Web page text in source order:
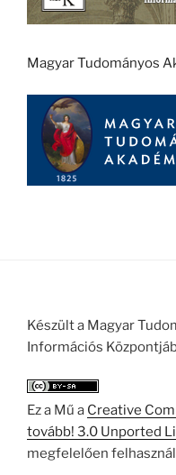
Magyar Tudományos
Készült a Magyar
Információs
Ez a Mű a Creative
tovább! 3.0 Unported
megfelelően